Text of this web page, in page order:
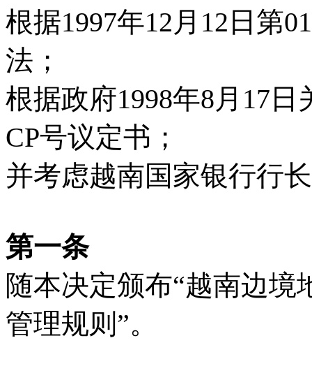
根据1997年12月12日第
法；
根据政府1998年8月17
CP号议定书；
并考虑越南国家银行行
第一条
随本决定颁布“越南边
管理规则”。